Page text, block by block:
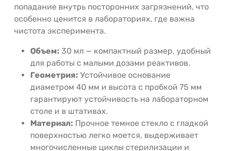
попадание внутрь посторонних загрязнений, что
особенно ценится в лабораториях, где важна
чистота эксперимента.
Объем: 30 мл — компактный размер, удобный
для работы с малыми дозами реактивов.
Геометрия: Устойчивое основание
диаметром 40 мм и высота с пробкой 75 мм
гарантируют устойчивость на лабораторном
столе и в штативах.
Материал: Прочное темное стекло с гладкой
поверхностью легко моется, выдерживает
многочисленные циклы стерилизации и